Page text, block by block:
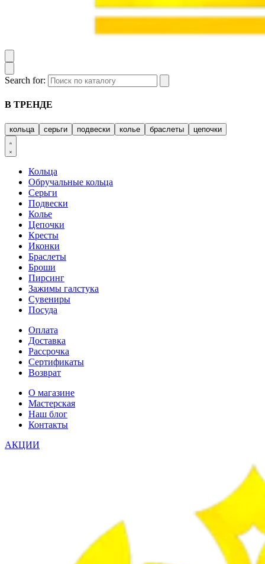
Search for:
В ТРЕНДЕ
кольца серьги подвески колье браслеты цепочки
Кольца
Обручальные кольца
Серьги
Подвески
Колье
Цепочки
Кресты
Иконки
Браслеты
Броши
Пирсинг
Зажимы галстука
Сувениры
Посуда
Оплата
Доставка
Рассрочка
Сертификаты
Возврат
О магазине
Мастерская
Наш блог
Контакты
АКЦИИ